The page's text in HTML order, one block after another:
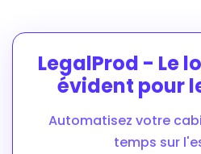
LegalProd - Le
évident pour
Automatisez votre
temps sur